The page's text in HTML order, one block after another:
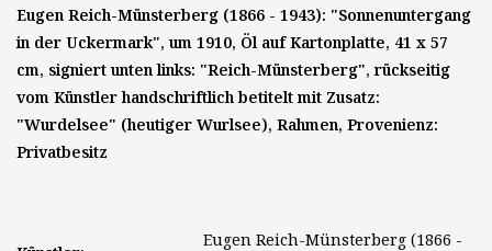
Eugen Reich-Münsterberg (1866 - 1943): "Sonnenuntergang
in der Uckermark", um 1910, Öl auf Kartonplatte, 41 x 57
cm, signiert unten links: "Reich-Münsterberg", rückseitig
vom Künstler handschriftlich betitelt mit Zusatz:
"Wurdelsee" (heutiger Wurlsee), Rahmen, Provenienz:
Privatbesitz
Eugen Reich-Münsterberg (1866 -